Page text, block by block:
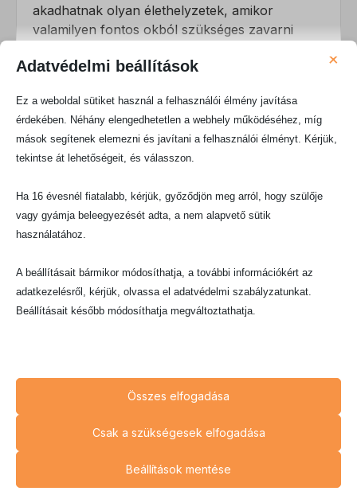
akadhatnak olyan élethelyzetek, amikor
valamilyen fontos okból szükséges zavarni
már tűrni tartozik.
Ilyen szükséges zavarások afelújítás,
szükséghelyzetés aközérdekű használat.
Minden ingatlant egy idő után fel kell újítani,
vagy renoválni kell, valamint mindenki jogosult a
járunk el a legkörültekintőbben, amikor előre
figyelmeztetjük erről a szomszédokat, vagy a
társasházak esetén a házirend szerint járunk el,
szerint. Fontos kiemelni, hogy az építkezési
szabályokat egyes önkormányzatok megfelelő
mértékben leszabályozzák, így fontos
mások testi épségét, egészségét vagy vagyonát
közvetlenül fenyegető más módon el nem
hárítható veszély esetén cselekszünk. Ilyenkor
köteles, és jogosan merül fel a kártalanítás
Adatvédelmi beállítások ×
Ez a weboldal sütiket használ a felhasználói élmény javítása
érdekében. Néhány elengedhetetlen a webhely működéséhez, míg
mások segítenek elemezni és javítani a felhasználói élményt. Kérjük,
tekintse át lehetőségeit, és válasszon.
Ha 16 évesnél fiatalabb, kérjük, győződjön meg arról, hogy szülője
vagy gyámja beleegyezését adta, a nem alapvető sütik
használatához.
A beállításait bármikor módosíthatja, a további információkért az
adatkezelésről, kérjük, olvassa el adatvédelmi szabályzatunkat.
Beállításait később módosíthatja megváltoztathatja.
Az alapvető sütik és szolgáltatások biztosítják az oldal megfelelő
Összes elfogadása
Csak a szükségesek elfogadása
Beállítások mentése